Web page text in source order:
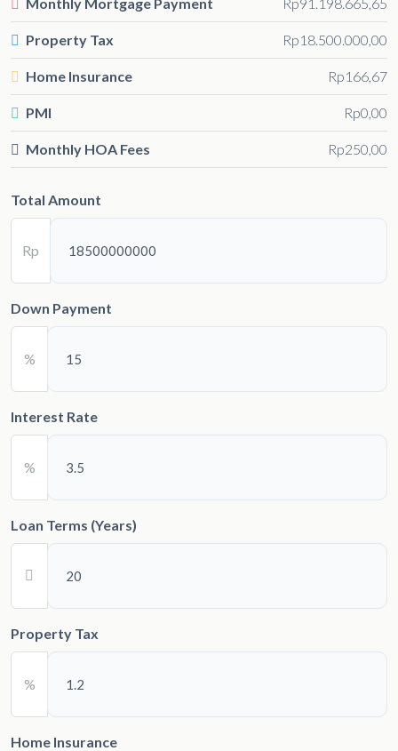
Property Tax Rp18.500.000,00
Home Insurance Rp166,67
PMI Rp0,00
Monthly HOA Fees Rp250,00
Total Amount
Rp
Down Payment
%
Interest Rate
%
Loan Terms (Years)
Property Tax
%
Home Insurance